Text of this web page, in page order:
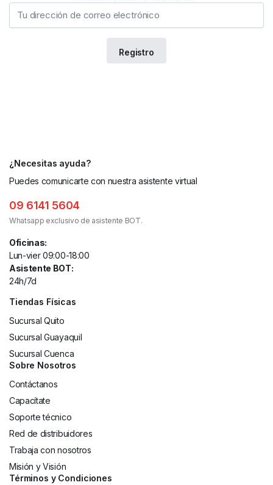
¿Necesitas ayuda?
Puedes comunicarte con nuestra asistente virtual
09 6141 5604
Whatsapp exclusivo de asistente BOT.
Oficinas:
Lun-vier 09:00-18:00
Asistente BOT:
24h/7d
Tiendas Físicas
Sucursal Quito
Sucursal Guayaquil
Sucursal Cuenca
Sobre Nosotros
Contáctanos
Capacítate
Soporte técnico
Red de distribuidores
Trabaja con nosotros
Misión y Visión
Términos y Condiciones